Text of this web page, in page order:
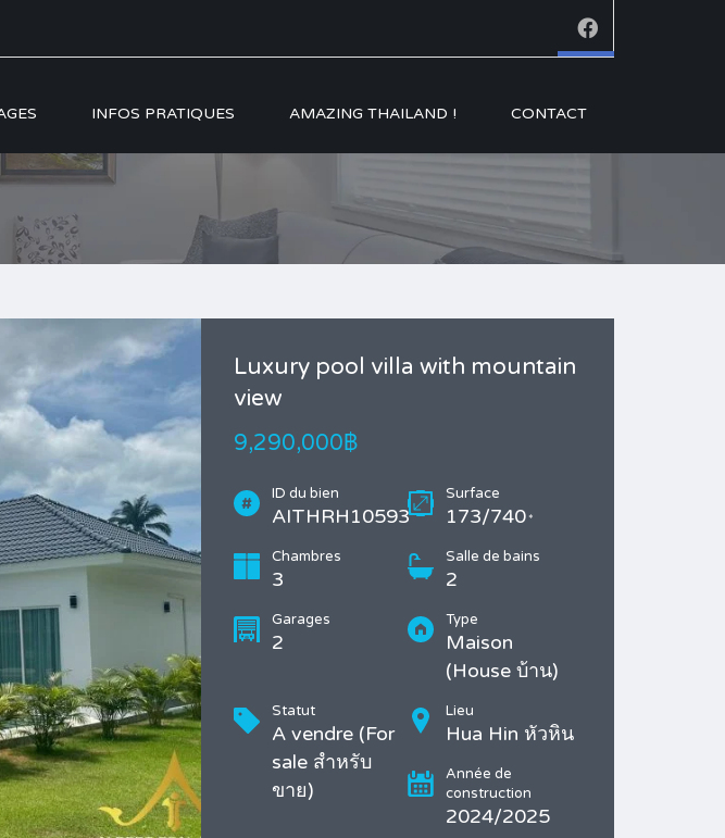
INFOS PRATIQUES AMAZING THAILAND ! CONTACT
Luxury pool villa with mountain
view
9,290,000฿
ID du bien
AITHRH10593
Surface
173/740 *
Chambres
3
Salle de bains
2
Garages
2
Type
Maison
(House บ้าน)
Statut
A vendre (For
sale สำหรับ
ขาย)
Lieu
Hua Hin หัวหิน
Année de
construction
2024/2025